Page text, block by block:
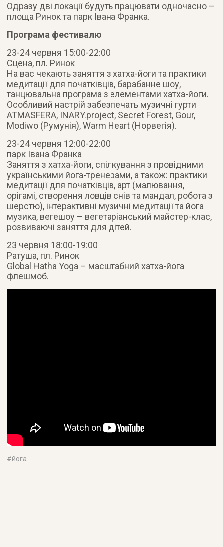
Одразу дві локації будуть працювати одночасно –
площа Ринок та парк Івана Франка.
Програма фестивалю
23-24 червня 15:00-22:00
Сцена, пл. Ринок
На вас чекають заняття з хатха-йоги та практики
медитації для початківців, барабанне шоу,
танцювальна програма з елементами хатха-йоги.
Особливий настрій забезпечать музичні гурти
ATMASFERA, INARY.project, Secret Forest, Gour,
Modiwo (Румунія), Warm Heart (Норвегія).
23-24 червня 12:00-22:00
парк Івана Франка
Заняття з хатха-йоги, спілкування з провідними
українськими йога-тренерами, а також: практики
медитації для початківців, арт (малювання,
орігамі, створення ловців снів та мандал, робота з
шерстю), інтерактивні музичні медитації та йога
музика, вегешоу – вегетаріанський майстер-клас,
розвиваючі заняття для дітей.
23 червня 18:00-19:00
Ратуша, пл. Ринок
Global Hatha Yoga – масштабний хатха-йога
флешмоб.
#йога